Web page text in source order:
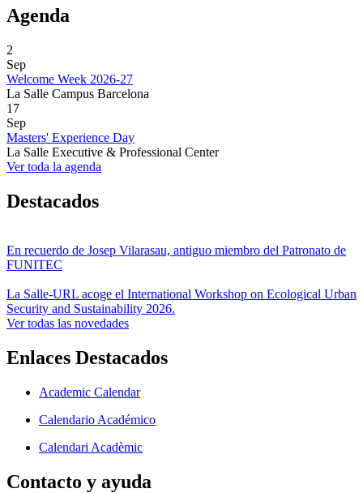
Agenda
2
Sep
Welcome Week 2026-27
La Salle Campus Barcelona
17
Sep
Masters' Experience Day
La Salle Executive & Professional Center
Ver toda la agenda
Destacados
En recuerdo de Josep Vilarasau, antiguo miembro del Patronato de
FUNITEC
La Salle-URL acoge el International Workshop on Ecological Urban
Security and Sustainability 2026.
Ver todas las novedades
Enlaces Destacados
Academic Calendar
Calendario Académico
Calendari Acadèmic
Contacto y ayuda